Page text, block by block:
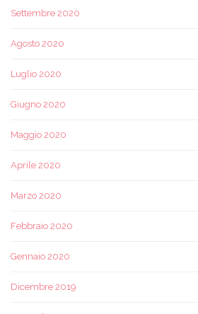
Settembre 2020
Agosto 2020
Luglio 2020
Giugno 2020
Maggio 2020
Aprile 2020
Marzo 2020
Febbraio 2020
Gennaio 2020
Dicembre 2019